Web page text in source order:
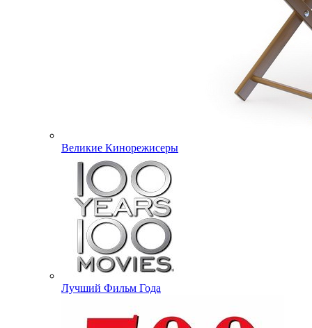
Великие Кинорежисеры
Лучший Фильм Года